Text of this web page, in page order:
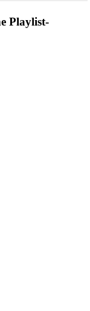
Playlist-